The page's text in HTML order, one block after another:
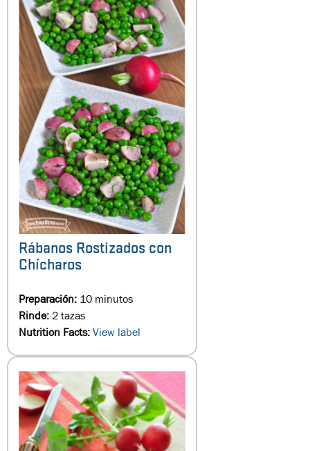
Rábanos Rostizados con
Chícharos
Preparación: 10 minutos
Rinde:2 tazas
Nutrition Facts:View label